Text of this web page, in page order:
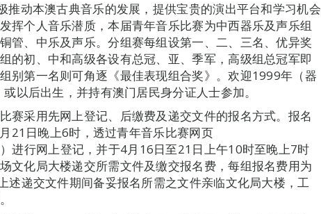
推动本澳古典音乐的发展，提供宝贵的演出平台和学习机会
挥个人音乐潜质，本届青年音乐比赛为中西器乐及声乐组
管、中乐及声乐。分组赛每组设第一、二、三名、优异奖
的初、中和高级各设有总冠、亚、季军，高级组总冠军即
别第一名则可角逐《最佳表现组合奖》。欢迎1999年（器
以后出生，并持有澳门居民身分证人士参加。
赛采用先网上登记、后缴费及递交文件的报名方式。报名
21日晚上6时，透过青年音乐比赛网页
进行网上登记，并于4月16日至21日上午10时至晚上7时
文化局大楼递交所需文件及缴交报名费，每组报名费用为
述递交文件期间备妥报名所需之文件亲临文化局大楼，工